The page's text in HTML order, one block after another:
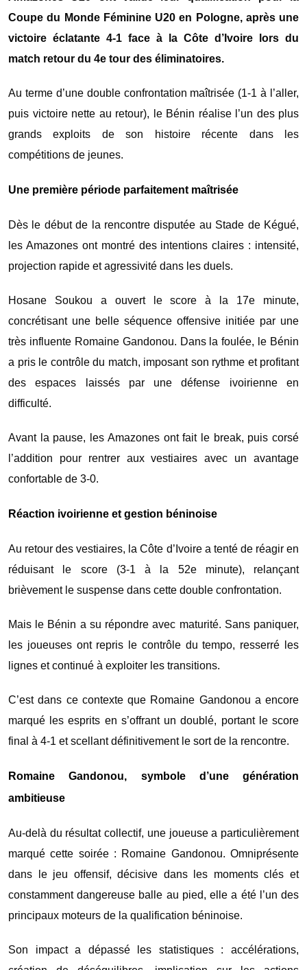
Coupe du Monde Féminine U20 en Pologne, après une
victoire éclatante 4-1 face à la Côte d’Ivoire lors du
match retour du 4e tour des éliminatoires.
Au terme d’une double confrontation maîtrisée (1-1 à l’aller,
puis victoire nette au retour), le Bénin réalise l’un des plus
grands exploits de son histoire récente dans les
compétitions de jeunes.
Une première période parfaitement maîtrisée
Dès le début de la rencontre disputée au Stade de Kégué,
les Amazones ont montré des intentions claires : intensité,
projection rapide et agressivité dans les duels.
Hosane Soukou a ouvert le score à la 17e minute,
concrétisant une belle séquence offensive initiée par une
très influente Romaine Gandonou. Dans la foulée, le Bénin
a pris le contrôle du match, imposant son rythme et profitant
des espaces laissés par une défense ivoirienne en
difficulté.
Avant la pause, les Amazones ont fait le break, puis corsé
l’addition pour rentrer aux vestiaires avec un avantage
confortable de 3-0.
Réaction ivoirienne et gestion béninoise
Au retour des vestiaires, la Côte d’Ivoire a tenté de réagir en
réduisant le score (3-1 à la 52e minute), relançant
brièvement le suspense dans cette double confrontation.
Mais le Bénin a su répondre avec maturité. Sans paniquer,
les joueuses ont repris le contrôle du tempo, resserré les
lignes et continué à exploiter les transitions.
C’est dans ce contexte que Romaine Gandonou a encore
marqué les esprits en s’offrant un doublé, portant le score
final à 4-1 et scellant définitivement le sort de la rencontre.
Romaine Gandonou, symbole d’une génération
ambitieuse
Au-delà du résultat collectif, une joueuse a particulièrement
marqué cette soirée : Romaine Gandonou. Omniprésente
dans le jeu offensif, décisive dans les moments clés et
constamment dangereuse balle au pied, elle a été l’un des
principaux moteurs de la qualification béninoise.
Son impact a dépassé les statistiques : accélérations,